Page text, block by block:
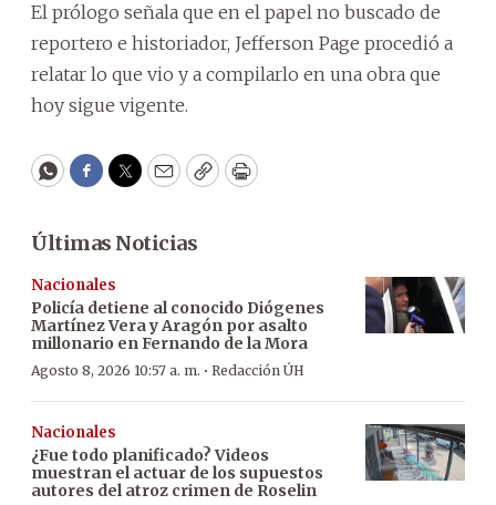
El prólogo señala que en el papel no buscado de
reportero e historiador, Jefferson Page procedió a
relatar lo que vio y a compilarlo en una obra que
hoy sigue vigente.
WhatsApp
Facebook
Twitter
EmailCopyPrint
Últimas Noticias
Nacionales
Policía detiene al conocido Diógenes
Martínez Vera y Aragón por asalto
millonario en Fernando de la Mora
Agosto 8, 2026 10:57 a. m. · Redacción ÚH
Nacionales
¿Fue todo planificado? Videos
muestran el actuar de los supuestos
autores del atroz crimen de Roselin